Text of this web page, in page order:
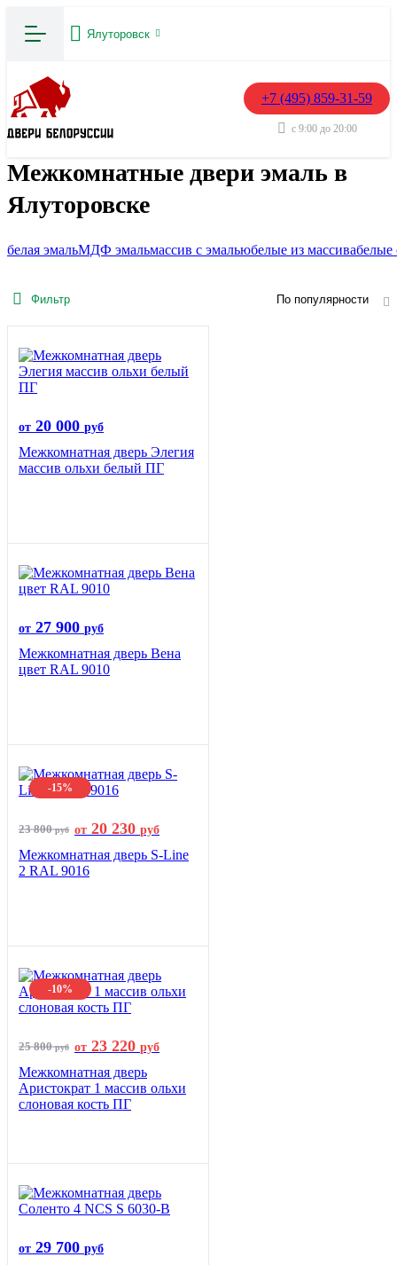
Ялуторовск
+7 (495) 859-31-59
с 9:00 до 20:00
Межкомнатные двери эмаль в
Ялуторовске
белая эмальМДФ эмальмассив с эмальюбелые из массивабелые
Фильтр По популярности
от 20 000 руб
Межкомнатная дверь Элегия
массив ольхи белый ПГ
от 27 900 руб
Межкомнатная дверь Вена
цвет RAL 9010
-15%
23 800руб от 20 230 руб
Межкомнатная дверь S-Line
2 RAL 9016
-10%
25 800руб от 23 220 руб
Межкомнатная дверь
Аристократ 1 массив ольхи
слоновая кость ПГ
от 29 700 руб